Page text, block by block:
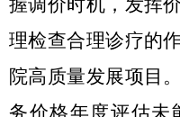
握调价时机，发挥
理检查合理诊疗的
院高质量发展项目
务价格年度评估未